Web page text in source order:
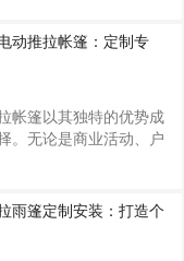
观度。然而，为了确保
定制安装过程至关重
伸缩遮阳篷的定制安装
想的户外遮阳环境。
明确需求：遮阳面积：
，确保遮阳篷的尺寸合
篷将用于家庭后院、露
商业场所，不同的环境
动推拉帐篷：定制专
帐篷以其独特的优势成
。无论是商业活动、户
展功能。一、生产：精
拉帐篷的生产过程严格
系。从选材开始，就注
的铝合金框架，具有耐
雨篷定制安装：打造个